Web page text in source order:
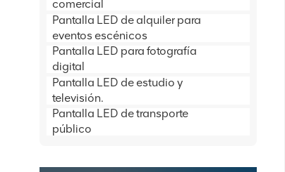
comercial
Pantalla LED de alquiler para
eventos escénicos
Pantalla LED para fotografía
digital
Pantalla LED de estudio y
televisión.
Pantalla LED de transporte
público